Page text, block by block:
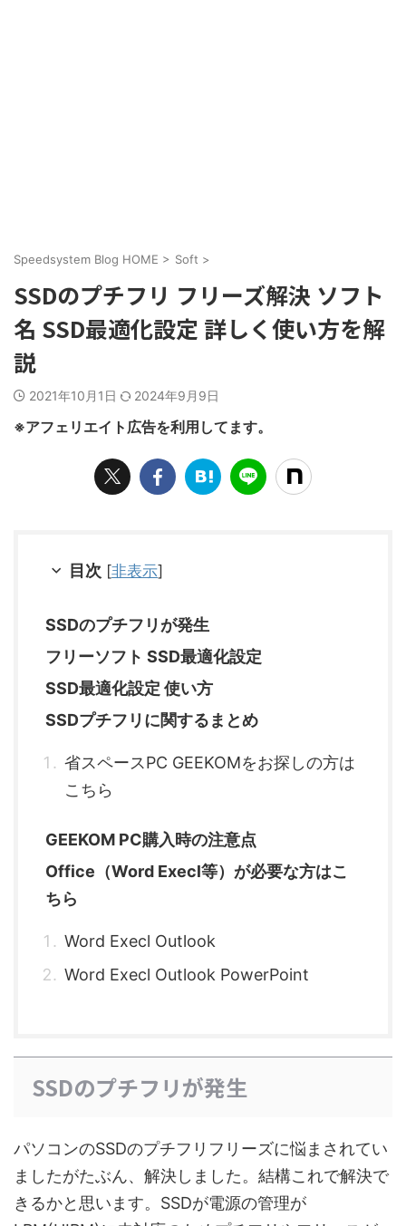
Speedsystem Blog HOME > Soft >
SSDのプチフリ フリーズ解決 ソフト
名 SSD最適化設定 詳しく使い方を解
説
2021年10月1日 2024年9月9日
※アフェリエイト広告を利用してます。
目次 [非表示]
SSDのプチフリが発生
フリーソフト SSD最適化設定
SSD最適化設定 使い方
SSDプチフリに関するまとめ
省スペースPC GEEKOMをお探しの方は
こちら
GEEKOM PC購入時の注意点
Office（Word Execl等）が必要な方はこ
ちら
Word Execl Outlook
Word Execl Outlook PowerPoint
SSDのプチフリが発生
パソコンのSSDのプチフリフリーズに悩まされてい
ましたがたぶん、解決しました。結構これで解決で
きるかと思います。SSDが電源の管理が